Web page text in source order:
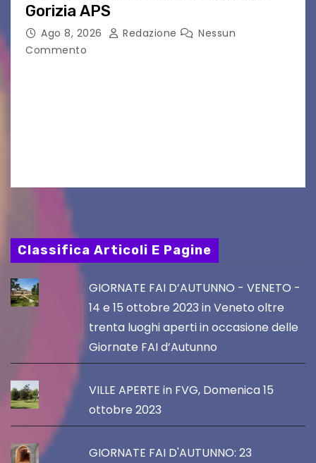
Gorizia APS
Ago 8, 2026 Redazione
Nessun
Commento
Classifica Articoli E Pagine
GIORNATE FAI D’AUTUNNO - VENETO -
14 e 15 ottobre 2023 in Veneto oltre
trenta luoghi aperti in occasione delle
Giornate FAI d’Autunno
VILLE APERTE in FVG, Domenica 15
ottobre 2023
GIORNATE FAI D'AUTUNNO: 23